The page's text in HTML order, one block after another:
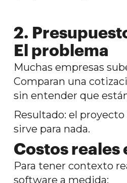
2.
El problema
Muchas empresas
Comparan una
sin entender que
Resultado: el
sirve para nada.
Costos reales
Para tener contexto
software a medida: